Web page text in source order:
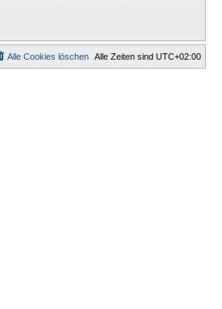
Alle Zeiten sind UTC+02:00
Alle Cookies löschen